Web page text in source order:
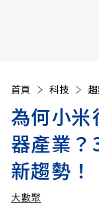
首頁 科技
為何小米
器產業？
新趨勢！
大數聚